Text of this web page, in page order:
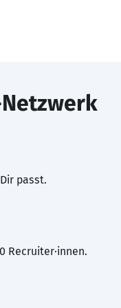
Netzwerk
passt.
Recruiter·innen.